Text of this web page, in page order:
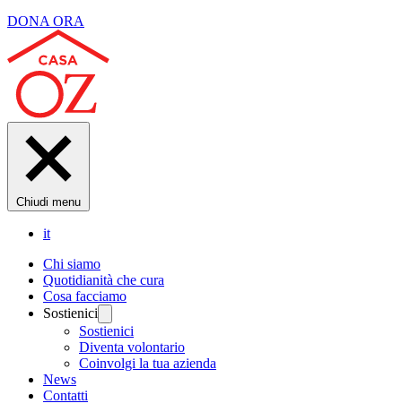
DONA ORA
Chiudi menu
it
Chi siamo
Quotidianità che cura
Cosa facciamo
Sostienici
Sostienici
Diventa volontario
Coinvolgi la tua azienda
News
Contatti